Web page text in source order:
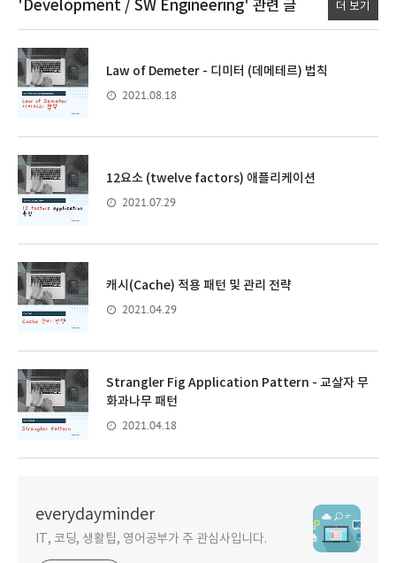
'Development / SW Engineering' 관련 글 더 보기
Law of Demeter - 디미터 (데메테르) 법칙
2021.08.18
12요소 (twelve factors) 애플리케이션
2021.07.29
캐시(Cache) 적용 패턴 및 관리 전략
2021.04.29
Strangler Fig Application Pattern - 교살자 무
화과나무 패턴
2021.04.18
everydayminder
IT, 코딩, 생활팁, 영어공부가 주 관심사입니다.